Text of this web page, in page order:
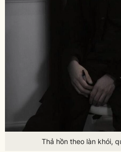
Thả hồn theo làn khói,